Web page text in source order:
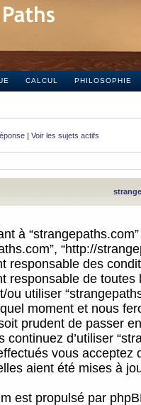
CALCUL PHILOSOPHIE
| Voir les sujets actifs
à
“http://
responsable des
responsable de
ou utiliser
quel moment et nous
prudent de passer
continuez d’utiliser
vous acceptez
aient été mises à
est propulsé par